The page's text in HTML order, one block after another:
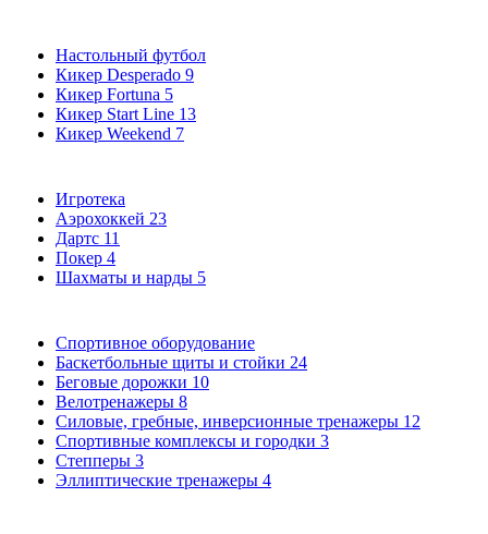
Настольный футбол
Кикер Desperado 9
Кикер Fortuna 5
Кикер Start Line 13
Кикер Weekend 7
Игротека
Аэрохоккей 23
Дартс 11
Покер 4
Шахматы и нарды 5
Спортивное оборудование
Баскетбольные щиты и стойки 24
Беговые дорожки 10
Велотренажеры 8
Силовые, гребные, инверсионные тренажеры 12
Спортивные комплексы и городки 3
Степперы 3
Эллиптические тренажеры 4